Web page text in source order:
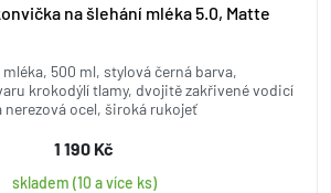
na šlehání mléka 5.0, Matte
500 ml, stylová černá barva,
krokodýlí tlamy, dvojitě zakřivené vodicí
nerezová ocel, široká rukojeť
1 190 Kč
skladem (10 a více ks)